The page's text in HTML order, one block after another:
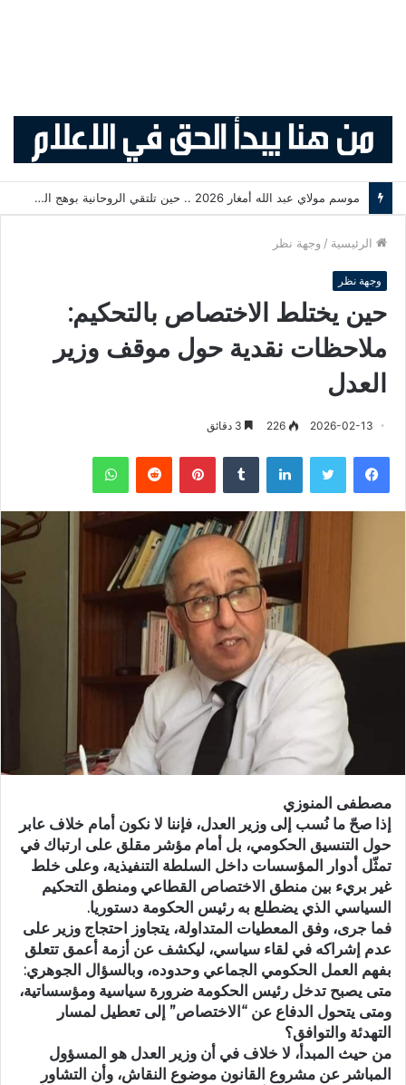
موسم مولاي عبد الله أمغار 2026 .. حين تلتقي الروحانية بوهج التبوريدة وسحر التراث المغربي
الرئيسية / وجهة نظر
وجهة نظر
حين يختلط الاختصاص بالتحكيم:
ملاحظات نقدية حول موقف وزير
العدل
2026-02-13
226
فيسبوك لينكدإن بينتيريست
مصطفى المنوزي
إذا صحّ ما نُسب إلى وزير العدل، فإننا لا نكون أمام خلاف عابر
حول التنسيق الحكومي، بل أمام مؤشر مقلق على ارتباك في
تمثّل أدوار المؤسسات داخل السلطة التنفيذية، وعلى خلط
غير بريء بين منطق الاختصاص القطاعي ومنطق التحكيم
السياسي الذي يضطلع به رئيس الحكومة دستوريا.
فما جرى، وفق المعطيات المتداولة، يتجاوز احتجاج وزير على
عدم إشراكه في لقاء سياسي، ليكشف عن أزمة أعمق تتعلق
بفهم العمل الحكومي الجماعي وحدوده، وبالسؤال الجوهري:
متى يصبح تدخل رئيس الحكومة ضرورة سياسية ومؤسساتية،
ومتى يتحول الدفاع عن “الاختصاص” إلى تعطيل لمسار
التهدئة والتوافق؟
من حيث المبدأ، لا خلاف في أن وزير العدل هو المسؤول
المباشر عن مشروع القانون موضوع النقاش، وأن التشاور